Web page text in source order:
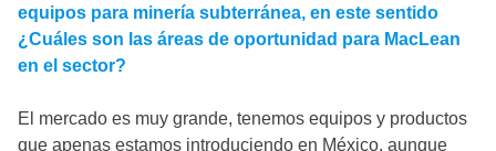
equipos para minería subterránea, en este sentido
¿Cuáles son las áreas de oportunidad para MacLean
en el sector?
El mercado es muy grande, tenemos equipos y productos
que apenas estamos introduciendo en México, aunque